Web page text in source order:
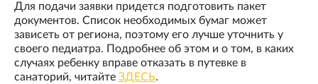
Для подачи заявки придется подготовить пакет
документов. Список необходимых бумаг может
зависеть от региона, поэтому его лучше уточнить у
своего педиатра. Подробнее об этом и о том, в каких
случаях ребенку вправе отказать в путевке в
санаторий, читайте ЗДЕСЬ.